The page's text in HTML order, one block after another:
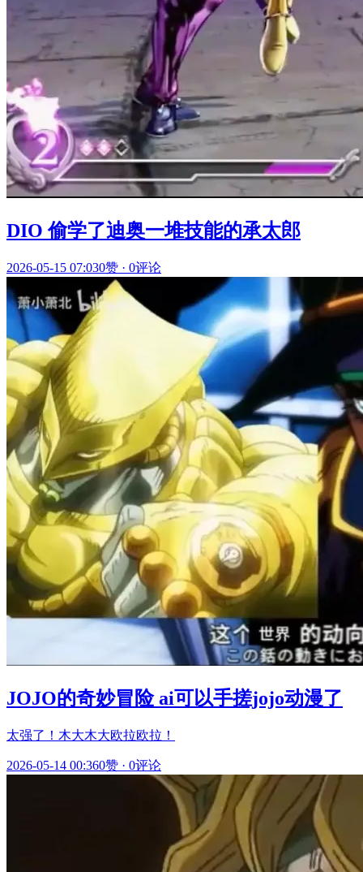
DIO 偷学了迪奥一堆技能的承太郎
2026-05-15 07:030赞 · 0评论
JOJO的奇妙冒险 ai可以手搓jojo动漫了
太强了！木大木大欧拉欧拉！
2026-05-14 00:360赞 · 0评论